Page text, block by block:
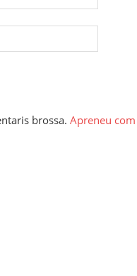
brossa. Apreneu